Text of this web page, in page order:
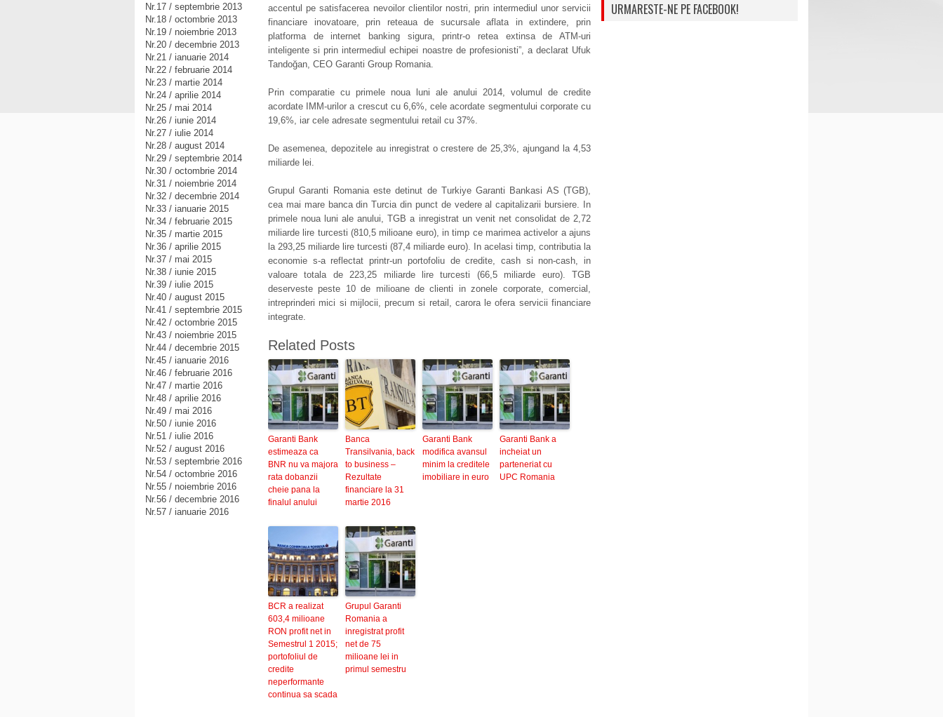
accentul pe satisfacerea nevoilor clientilor nostri, prin intermediul unor servicii
financiare inovatoare, prin reteaua de sucursale aflata in extindere, prin
platforma de internet banking sigura, printr-o retea extinsa de ATM-uri
inteligente si prin intermediul echipei noastre de profesionisti”, a declarat Ufuk
Tandoğan, CEO Garanti Group Romania.
Prin comparatie cu primele noua luni ale anului 2014, volumul de credite
acordate IMM-urilor a crescut cu 6,6%, cele acordate segmentului corporate cu
19,6%, iar cele adresate segmentului retail cu 37%.
De asemenea, depozitele au inregistrat o crestere de 25,3%, ajungand la 4,53
miliarde lei.
Grupul Garanti Romania este detinut de Turkiye Garanti Bankasi AS (TGB),
cea mai mare banca din Turcia din punct de vedere al capitalizarii bursiere. In
primele noua luni ale anului, TGB a inregistrat un venit net consolidat de 2,72
miliarde lire turcesti (810,5 milioane euro), in timp ce marimea activelor a ajuns
la 293,25 miliarde lire turcesti (87,4 miliarde euro). In acelasi timp, contributia la
economie s-a reflectat printr-un portofoliu de credite, cash si non-cash, in
valoare totala de 223,25 miliarde lire turcesti (66,5 miliarde euro). TGB
deserveste peste 10 de milioane de clienti in zonele corporate, comercial,
intreprinderi mici si mijlocii, precum si retail, carora le ofera servicii financiare
integrate.
Related Posts
Garanti Bank
estimeaza ca
BNR nu va majora
rata dobanzii
cheie pana la
finalul anului
Banca
Transilvania, back
to business –
Rezultate
financiare la 31
martie 2016
Garanti Bank
modifica avansul
minim la creditele
imobiliare in euro
Garanti Bank a
incheiat un
parteneriat cu
UPC Romania
BCR a realizat
603,4 milioane
RON profit net in
Semestrul 1 2015;
portofoliul de
credite
neperformante
continua sa scada
Grupul Garanti
Romania a
inregistrat profit
net de 75
milioane lei in
primul semestru
Nr.17 / septembrie 2013
Nr.18 / octombrie 2013
Nr.19 / noiembrie 2013
Nr.20 / decembrie 2013
Nr.21 / ianuarie 2014
Nr.22 / februarie 2014
Nr.23 / martie 2014
Nr.24 / aprilie 2014
Nr.25 / mai 2014
Nr.26 / iunie 2014
Nr.27 / iulie 2014
Nr.28 / august 2014
Nr.29 / septembrie 2014
Nr.30 / octombrie 2014
Nr.31 / noiembrie 2014
Nr.32 / decembrie 2014
Nr.33 / ianuarie 2015
Nr.34 / februarie 2015
Nr.35 / martie 2015
Nr.36 / aprilie 2015
Nr.37 / mai 2015
Nr.38 / iunie 2015
Nr.39 / iulie 2015
Nr.40 / august 2015
Nr.41 / septembrie 2015
Nr.42 / octombrie 2015
Nr.43 / noiembrie 2015
Nr.44 / decembrie 2015
Nr.45 / ianuarie 2016
Nr.46 / februarie 2016
Nr.47 / martie 2016
Nr.48 / aprilie 2016
Nr.49 / mai 2016
Nr.50 / iunie 2016
Nr.51 / iulie 2016
Nr.52 / august 2016
Nr.53 / septembrie 2016
Nr.54 / octombrie 2016
Nr.55 / noiembrie 2016
Nr.56 / decembrie 2016
Nr.57 / ianuarie 2016
URMARESTE-NE PE FACEBOOK!